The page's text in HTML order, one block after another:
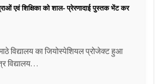
एवं शिक्षिका को शाल- प्रेरणादाई पुस्तक भेंट कर
विद्यालय का जियोस्पेशियल प्रोजेक्ट हुआ
विद्यालय…